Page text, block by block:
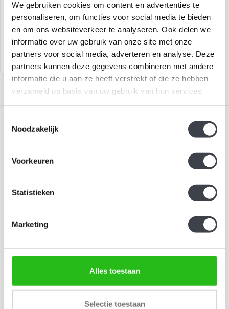
We gebruiken cookies om content en advertenties te
personaliseren, om functies voor social media te bieden
en om ons websiteverkeer te analyseren. Ook delen we
informatie over uw gebruik van onze site met onze
partners voor social media, adverteren en analyse. Deze
partners kunnen deze gegevens combineren met andere
informatie die u aan ze heeft verstrekt of die ze hebben
verzameld op basis van uw gebruik van hun services.
Noodzakelijk
Voorkeuren
Statistieken
Marketing
Alles toestaan
Selectie toestaan
Unieke vaas 'Bloom'
handgemaakt van zuiver
kristal
€149,00
Abonneer
Kristal-Glas Leerdam
Kristal-Glas is de online Glas & Kristalwinkel voor al uw